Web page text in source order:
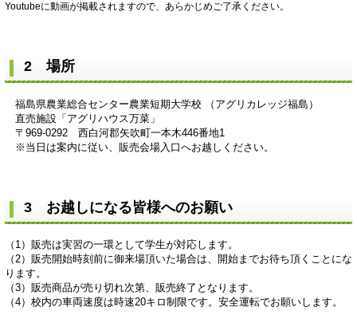
Youtubeに動画が掲載されますので、あらかじめご了承ください。
2 場所
福島県農業総合センター農業短期大学校 （アグリカレッジ福島）
直売施設「アグリハウス万菜」
〒969‐0292 西白河郡矢吹町一本木446番地1
※当日は案内に従い、販売会場入口へお越しください。
3 お越しになる皆様へのお願い
（1）販売は実習の一環として学生が対応します。
（2）販売開始時刻前に御来場頂いた場合は、開始までお待ち頂くことにな
ります。
（3）販売商品が売り切れ次第、販売終了となります。
（4）校内の車両速度は時速20キロ制限です。安全運転でお願いします。